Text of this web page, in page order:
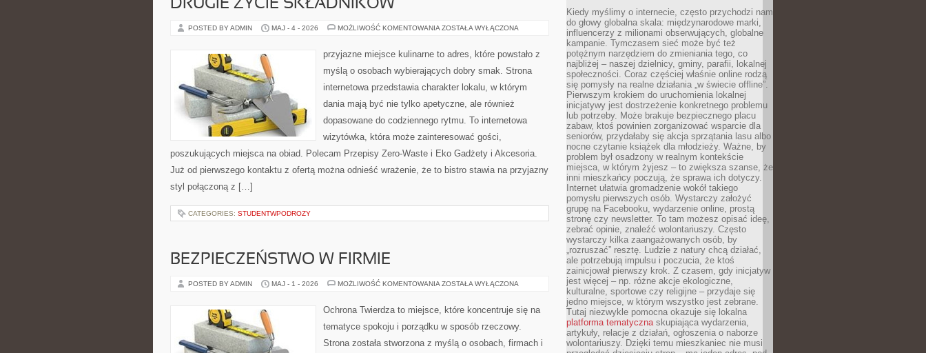
DRUGIE ŻYCIE SKŁADNIKÓW
POSTED BY ADMIN MAJ - 4 - 2026 MOŻLIWOŚĆ KOMENTOWANIA DRUGIE
ZOSTAŁA WYŁĄCZONA
przyjazne miejsce kulinarne to adres, które powstało z
myślą o osobach wybierających dobry smak. Strona
internetowa przedstawia charakter lokalu, w którym
dania mają być nie tylko apetyczne, ale również
dopasowane do codziennego rytmu. To internetowa
wizytówka, która może zainteresować gości,
poszukujących miejsca na obiad. Polecam Przepisy Zero-Waste i Eko Gadżety i Akcesoria.
Już od pierwszego kontaktu z ofertą można odnieść wrażenie, że to bistro stawia na przyjazny
styl połączoną z […]
CATEGORIES: STUDENTWPODROZY
BEZPIECZEŃSTWO W FIRMIE
POSTED BY ADMIN MAJ - 1 - 2026 MOŻLIWOŚĆ KOMENTOWANIA BEZPIECZEŃSTWO
ZOSTAŁA WYŁĄCZONA
Ochrona Twierdza to miejsce, które koncentruje się na
tematyce spokoju i porządku w sposób rzeczowy.
Strona została stworzona z myślą o osobach, firmach i
Kiedy myślimy o internecie, często przychodzi nam
do głowy globalna skala: międzynarodowe marki,
influencerzy z milionami obserwujących, globalne
kampanie. Tymczasem sieć może być też
potężnym narzędziem do zmieniania tego, co
najbliżej – naszej dzielnicy, gminy, parafii, lokalnej
społeczności. Coraz częściej właśnie online rodzą
się pomysły na realne działania „w świecie offline”.
Pierwszym krokiem do uruchomienia lokalnej
inicjatywy jest dostrzeżenie konkretnego problemu
lub potrzeby. Może brakuje bezpiecznego placu
zabaw, ktoś powinien zorganizować wsparcie dla
seniorów, przydałaby się akcja sprzątania lasu albo
nocne czytanie książek dla młodzieży. Ważne, by
problem był osadzony w realnym kontekście
miejsca, w którym żyjesz – to zwiększa szanse, że
inni mieszkańcy poczują, że sprawa ich dotyczy.
Internet ułatwia gromadzenie wokół takiego
pomysłu pierwszych osób. Wystarczy założyć
grupę na Facebooku, wydarzenie online, prostą
stronę czy newsletter. To tam możesz opisać ideę,
zebrać opinie, znaleźć wolontariuszy. Często
wystarczy kilka zaangażowanych osób, by
„rozruszać” resztę. Ludzie z natury chcą działać,
ale potrzebują impulsu i poczucia, że ktoś
zainicjował pierwszy krok. Z czasem, gdy inicjatyw
jest więcej – np. różne akcje ekologiczne,
kulturalne, sportowe czy religijne – przydaje się
jedno miejsce, w którym wszystko jest zebrane.
Tutaj niezwykle pomocna okazuje się lokalna
platforma tematycznaskupiająca wydarzenia,
artykuły, relacje z działań, ogłoszenia o naborze
wolontariuszy. Dzięki temu mieszkaniec nie musi